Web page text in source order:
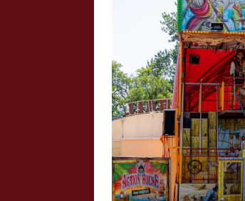
Crazy Outback
Bilder
Schau Dir hier
Outback" an.